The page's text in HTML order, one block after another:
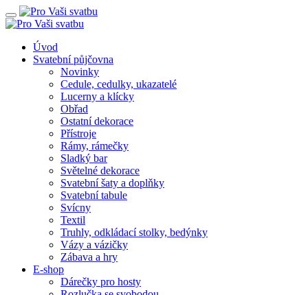
Úvod
Svatební půjčovna
Novinky
Cedule, cedulky, ukazatelé
Lucerny a klícky
Obřad
Ostatní dekorace
Přístroje
Rámy, rámečky
Sladký bar
Světelné dekorace
Svatební šaty a doplňky
Svatební tabule
Svícny
Textil
Truhly, odkládací stolky, bedýnky
Vázy a vázičky
Zábava a hry
E-shop
Dárečky pro hosty